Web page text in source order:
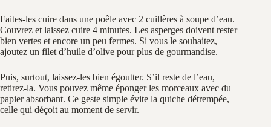
Faites-les cuire dans une poêle avec 2 cuillères à soupe d’eau.
Couvrez et laissez cuire 4 minutes. Les asperges doivent rester
bien vertes et encore un peu fermes. Si vous le souhaitez,
ajoutez un filet d’huile d’olive pour plus de gourmandise.
Puis, surtout, laissez-les bien égoutter. S’il reste de l’eau,
retirez-la. Vous pouvez même éponger les morceaux avec du
papier absorbant. Ce geste simple évite la quiche détrempée,
celle qui déçoit au moment de servir.